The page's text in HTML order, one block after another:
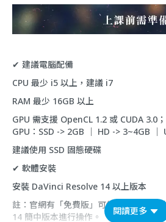
✔ 建議電腦配備
CPU 最少 i5 以上，建議 i7
RAM 最少 16GB 以上
GPU 需支援 OpenCL 1.2 或 CUDA 3.0
GPU：SSD -> 2GB ｜ HD -> 3~4GB ｜
建議使用 SSD 固態硬碟
✔ 軟體安裝
安裝 DaVinci Resolve 14 以上版本
註：官網有「免費版」可供下載使用，
14 簡中版本進行操作。
閱讀更多